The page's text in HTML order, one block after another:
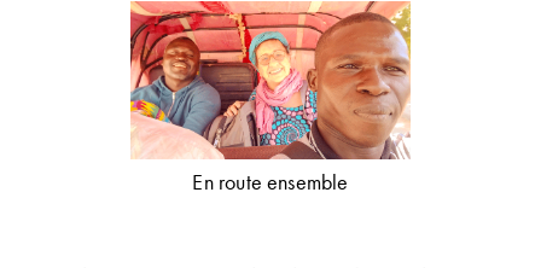
En route ensemble